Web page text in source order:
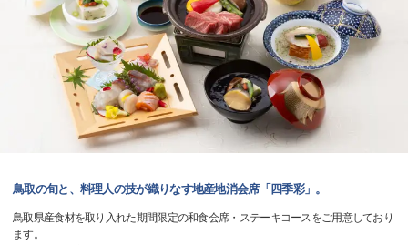
鳥取の旬と、料理人の技が織りなす地産地消会席「四季彩」。
鳥取県産食材を取り入れた期間限定の和食会席・ステーキコースをご用意しており
ます。